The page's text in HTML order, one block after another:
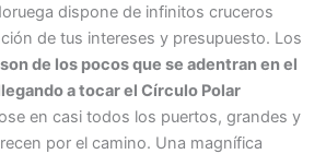
dispone de infinitos cruceros
de tus intereses y presupuesto. Los
son de los pocos que se adentran en el
a tocar el Círculo Polar
en casi todos los puertos, grandes y
por el camino. Una magnífica